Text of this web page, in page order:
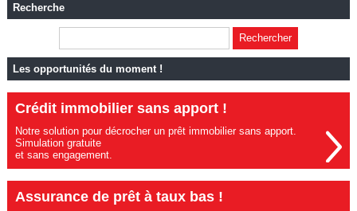
Recherche
Les opportunités du moment !
Crédit immobilier sans apport !
Notre solution pour décrocher un prêt immobilier sans apport.
Simulation gratuite
et sans engagement.
Assurance de prêt à taux bas !